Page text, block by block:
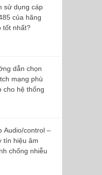
sử dụng cáp
của hãng
tốt nhất?
dẫn chọn
mạng phù
cho hệ thống
Audio/control –
tín hiệu âm
chống nhiễu